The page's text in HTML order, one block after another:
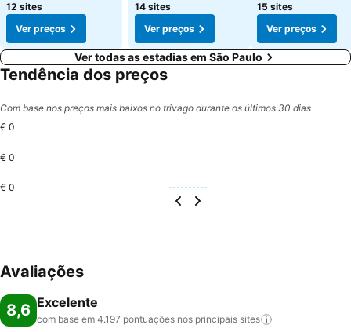
12 sites
Ver preços
14 sites
Ver preços
15 sites
Ver preços
Ver todas as estadias em São Paulo
Tendência dos preços
Com base nos preços mais baixos no trivago durante os últimos 30 dias
€ 0
€ 0
€ 0
Avaliações
8,6 Excelente
com base em 4.197 pontuações nos principais sites